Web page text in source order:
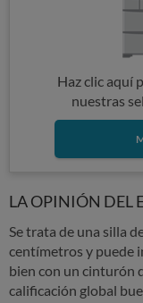
Haz clic aquí
nuestras
LA OPINIÓN DEL
Se trata de una silla
centímetros y puede
bien con un cinturón
calificación global